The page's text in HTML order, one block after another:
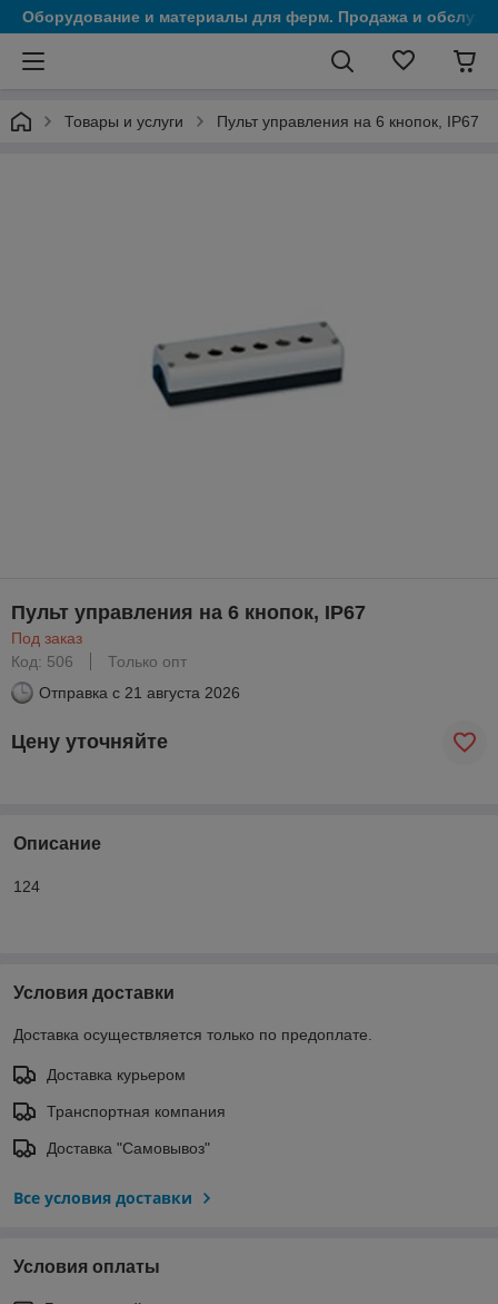
Оборудование и материалы для ферм. Продажа и
Товары и услуги Пульт управления на 6 кнопок, IP67
Пульт управления на 6 кнопок, IP67
Под заказ
Код: 506
Только опт
Отправка с 21 августа 2026
Цену уточняйте
Описание
124
Условия доставки
Доставка осуществляется только по предоплате.
Доставка курьером
Транспортная компания
Доставка "Самовывоз"
Все условия доставки
Условия оплаты